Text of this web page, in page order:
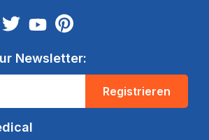
Newsletter:
Registrieren